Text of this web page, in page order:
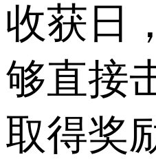
收获日
够直接
取得奖